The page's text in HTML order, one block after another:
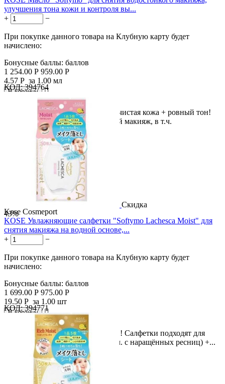
улучшения тона кожи и контроля вы...
+
−
При покупке данного товара на Клубную карту будет
начислено:
Бонусные баллы: баллов
1 254.00 Р 959.00 Р
4.57 Р за 1.00 мл
В корзину

Снятие водостойкого макияжа + чистая кожа + ровный тон!
Масло тщательно удаляет стойкий макияж, в т.ч.
водостойкую...
КОД: 394764
Скидка
43%
Kose Cosmeport
KOSE Увлажняющие салфетки "Softymo Lachesca Moist" для
снятия макияжа на водной основе,...
+
−
При покупке данного товара на Клубную карту будет
начислено:
Бонусные баллы: баллов
1 699.00 Р 975.00 Р
19.50 Р за 1.00 шт
В корзину

5 в 1 для чистой и красивой кожи! Салфетки подходят для
удаления дневного макияжа (в т.ч. с наращённых ресниц) +...
КОД: 394771